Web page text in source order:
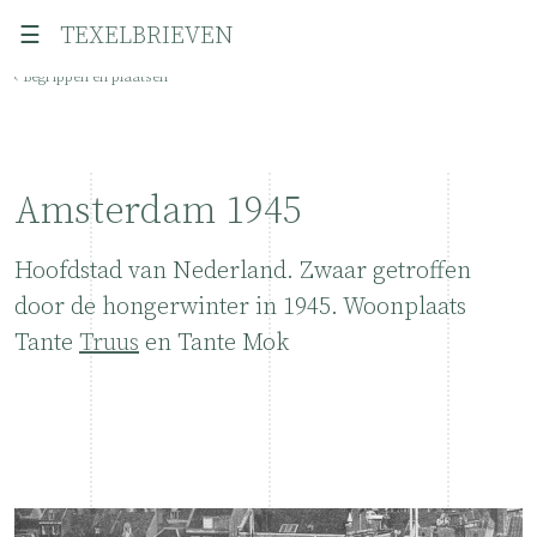
☰ TEXELBRIEVEN
‹ Begrippen en plaatsen
Amsterdam 1945
Hoofdstad van Nederland. Zwaar getroffen
door de hongerwinter in 1945. Woonplaats
Tante Truus en Tante Mok